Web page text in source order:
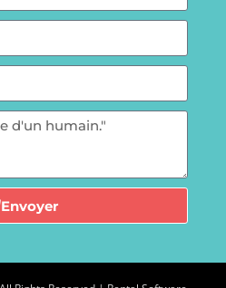
Envoyer